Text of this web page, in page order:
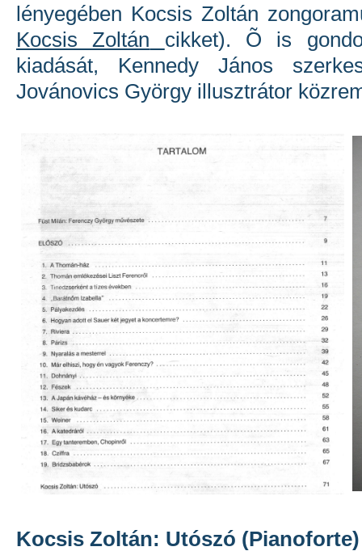
lényegében Kocsis Zoltán
Kocsis Zoltán
cikket). Õ is
kiadását, Kennedy János
Jovánovics György illusztrátor
Kocsis Zoltán: Utószó (Pianoforte)